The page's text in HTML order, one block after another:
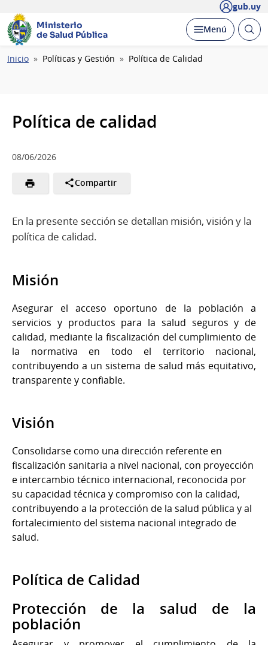
gub.uy
Ministerio
de Salud Pública
Desplegar
Menú Abrir
Ruta
Inicio Políticas y Gestión Política de Calidad
Política de calidad
08/06/2026
Compartir
En la presente sección se detallan misión, visión y la
política de calidad.
Misión
Asegurar el acceso oportuno de la población a
servicios y productos para la salud seguros y de
calidad, mediante la fiscalización del cumplimiento de
la normativa en todo el territorio nacional,
contribuyendo a un sistema de salud más equitativo,
transparente y confiable.
Visión
Consolidarse como una dirección referente en
fiscalización sanitaria a nivel nacional, con proyección
e intercambio técnico internacional, reconocida por
su capacidad técnica y compromiso con la calidad,
contribuyendo a la protección de la salud pública y al
fortalecimiento del sistema nacional integrado de
salud.
Política de Calidad
Protección de la salud de la
población